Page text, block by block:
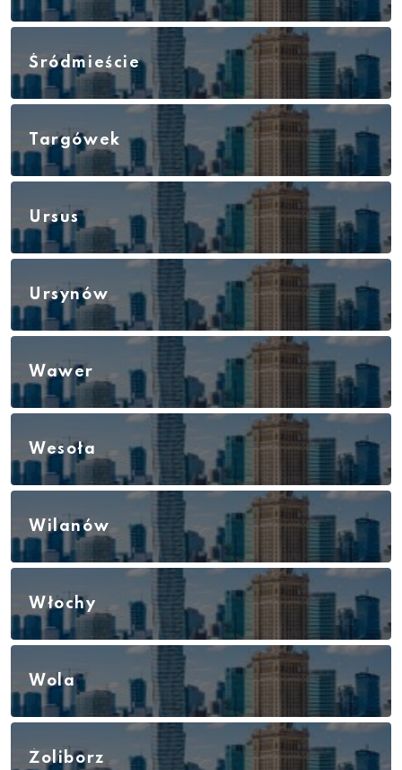
Śródmieście
Targówek
Ursus
Ursynów
Wawer
Wesoła
Wilanów
Włochy
Wola
Żoliborz